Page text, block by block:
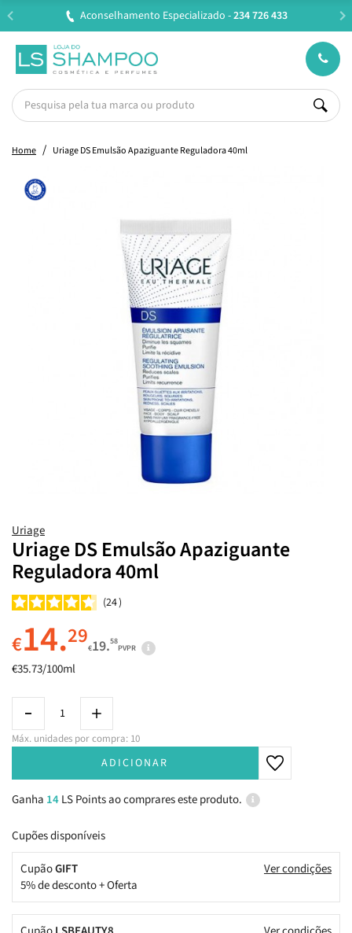
Entregas em 24H úteis.Oferta de portes a partir de
Home Uriage DS Emulsão Apaziguante Reguladora 40ml
Uriage
Uriage DS Emulsão Apaziguante
Reguladora 40ml
24
€14.29€19.58
PVPR
€35.73/100ml
Máx. unidades por compra: 10
ADICIONAR
Ganha 14LS Points ao comprares este produto.
Cupões disponíveis
CupãoGIFT
5% de desconto + Oferta
Ver condições